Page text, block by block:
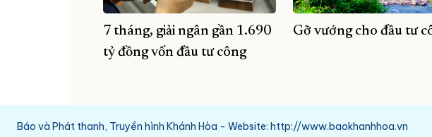
7 tháng, giải ngân gần 1.690
tỷ đồng vốn đầu tư công
Gỡ vướng cho đầu tư
Báo và Phát thanh, Truyền hình Khánh Hòa - Website: http://www.baokhanhhoa.vn